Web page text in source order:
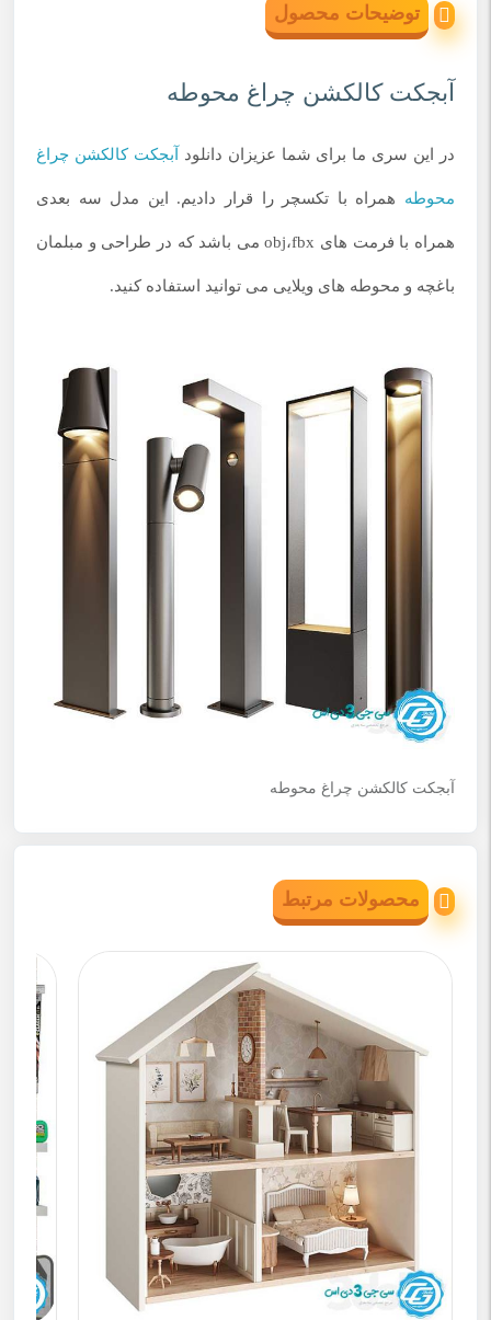
توضیحات محصول
آبجکت کالکشن چراغ محوطه
در این سری ما برای شما عزیزان دانلود آبجکت کالکشن چراغ
محوطه همراه با تکسچر را قرار دادیم. این مدل سه بعدی
همراه با فرمت های obj،fbx می باشد که در طراحی و مبلمان
باغچه و محوطه های ویلایی می توانید استفاده کنید.
آبجکت کالکشن چراغ محوطه
محصولات مرتبط